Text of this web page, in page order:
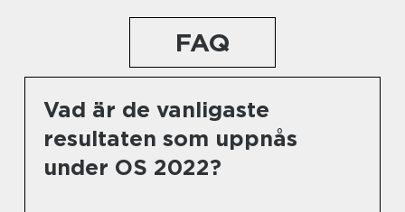
FAQ
Vad är de vanligaste
resultaten som uppnås
under OS 2022?